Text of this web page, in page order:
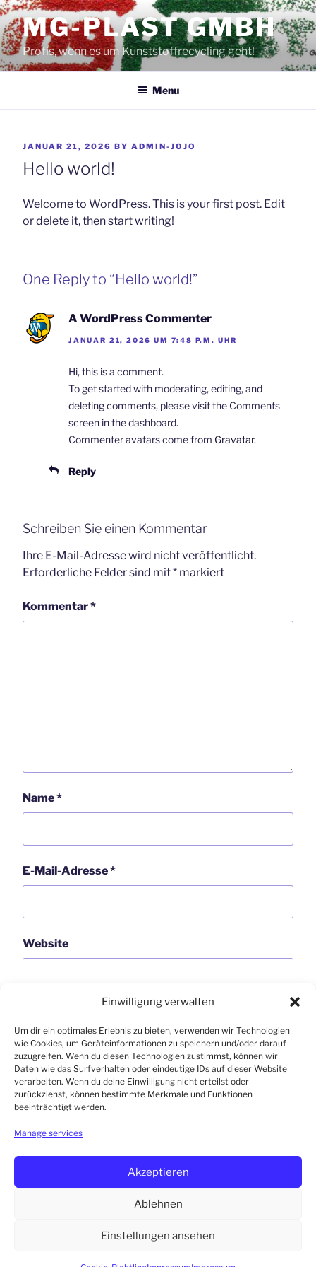
Einwilligung verwalten
Um dir ein optimales Erlebnis zu bieten, verwenden wir Technologien
wie Cookies, um Geräteinformationen zu speichern und/oder darauf
zuzugreifen. Wenn du diesen Technologien zustimmst, können wir
Daten wie das Surfverhalten oder eindeutige IDs auf dieser Website
verarbeiten. Wenn du deine Einwilligung nicht erteilst oder
zurückziehst, können bestimmte Merkmale und Funktionen
beeinträchtigt werden.
Manage services
Akzeptieren
Ablehnen
Einstellungen ansehen
Skip
to
contentMG-PLAST GMBH
Profis, wenn es um Kunststoffrecycling geht!
Menu
POSTED
ON
JANUAR 21, 2026 BY ADMIN-JOJO
Hello world!
Welcome to WordPress. This is your first post. Edit
or delete it, then start writing!
One Reply to “Hello world!”
A WordPress Commenter
JANUAR 21, 2026 UM 7:48 P.M. UHR
Hi, this is a comment.
To get started with moderating, editing, and
deleting comments, please visit the Comments
screen in the dashboard.
Commenter avatars come from Gravatar.
Reply
Schreiben Sie einen Kommentar
Ihre E-Mail-Adresse wird nicht veröffentlicht.
Erforderliche Felder sind mit* markiert
Kommentar*
Name*
E-Mail-Adresse*
Website
meine Website in diesem Browser für die nächste
Kommentierung speichern.
MG Plast GmbH - Bürgermeister-Wiendl-Straße 10 - 92439